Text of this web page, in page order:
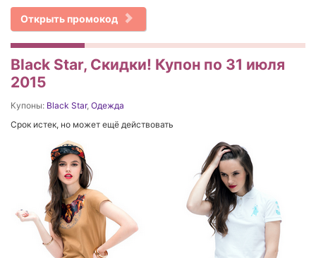
Открыть промокод
Black Star, Скидки! Купон по 31 июля
2015
Купоны: Black Star, Одежда
Срок истек, но может ещё действовать